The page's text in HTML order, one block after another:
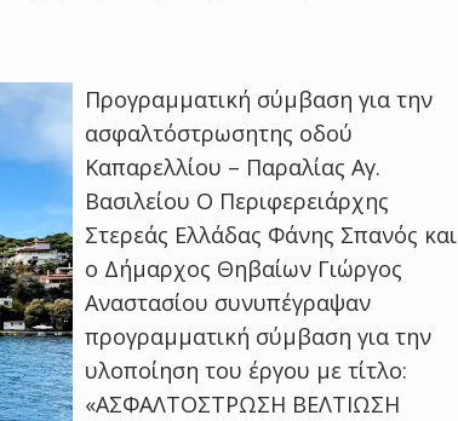
Προγραμματική σύμβαση για την
ασφαλτόστρωσητης οδού
Καπαρελλίου – Παραλίας Αγ.
Βασιλείου Ο Περιφερειάρχης
Στερεάς Ελλάδας Φάνης Σπανός και
ο Δήμαρχος Θηβαίων Γιώργος
Αναστασίου συνυπέγραψαν
προγραμματική σύμβαση για την
υλοποίηση του έργου με τίτλο:
«ΑΣΦΑΛΤΟΣΤΡΩΣΗ ΒΕΛΤΙΩΣΗ